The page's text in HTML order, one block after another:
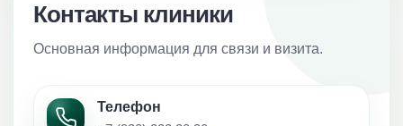
Контакты клиники
Основная информация для связи и визита.
Телефон